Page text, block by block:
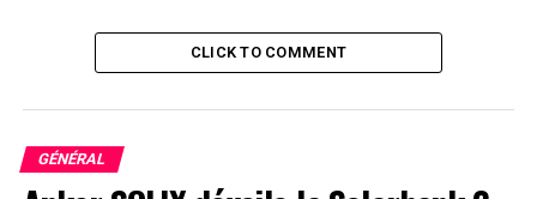
commencé à recruter des infirmières enregistrées âgées
de 30 à 55 ans en 1976, et de l’étude de suivi des
des professionnels de la santé masculins âgés de 40 à 75
ans.
CLICK TO COMMENT
GÉNÉRAL